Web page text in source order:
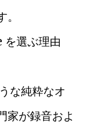
選ぶ理由
な純粋なオ
家が録音およ